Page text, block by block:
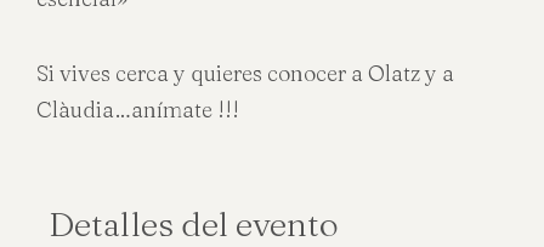
Si vives cerca y quieres conocer a Olatz y a
Clàudia…anímate !!!
Detalles del evento